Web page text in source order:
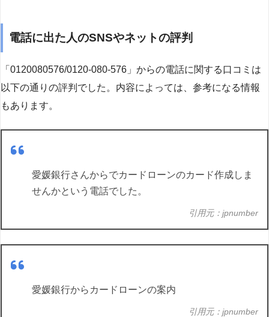
電話に出た人のSNSやネットの評判
「0120080576/0120-080-576」からの電話に関する口コミは
以下の通りの評判でした。内容によっては、参考になる情報
もあります。
愛媛銀行さんからでカードローンのカード作成しま
せんかという電話でした。
引用元：jpnumber
愛媛銀行からカードローンの案内
引用元：jpnumber